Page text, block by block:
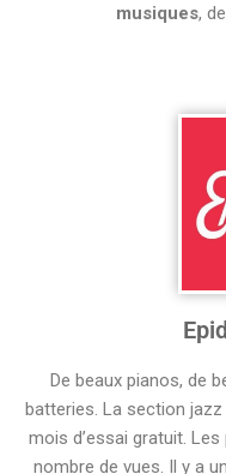
musiques,
De beaux pianos, de
batteries. La section jazz
mois d’essai gratuit.
nombre de vues. Il y a un